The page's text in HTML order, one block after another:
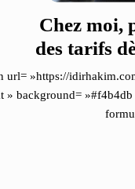
Chez moi,
des tarifs
url= »https://
» background=